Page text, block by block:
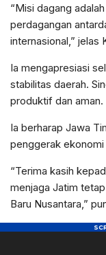
“Misi dagang
perdagangan
internasional,” jelas
Ia mengapresiasi
stabilitas daerah.
produktif dan aman.
Ia berharap Jawa
penggerak
“Terima kasih
menjaga Jatim
Baru Nusantara,”